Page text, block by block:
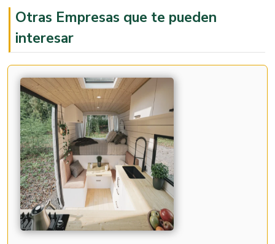
Domingo
Cerrado
Otras Empresas que te pueden
interesar